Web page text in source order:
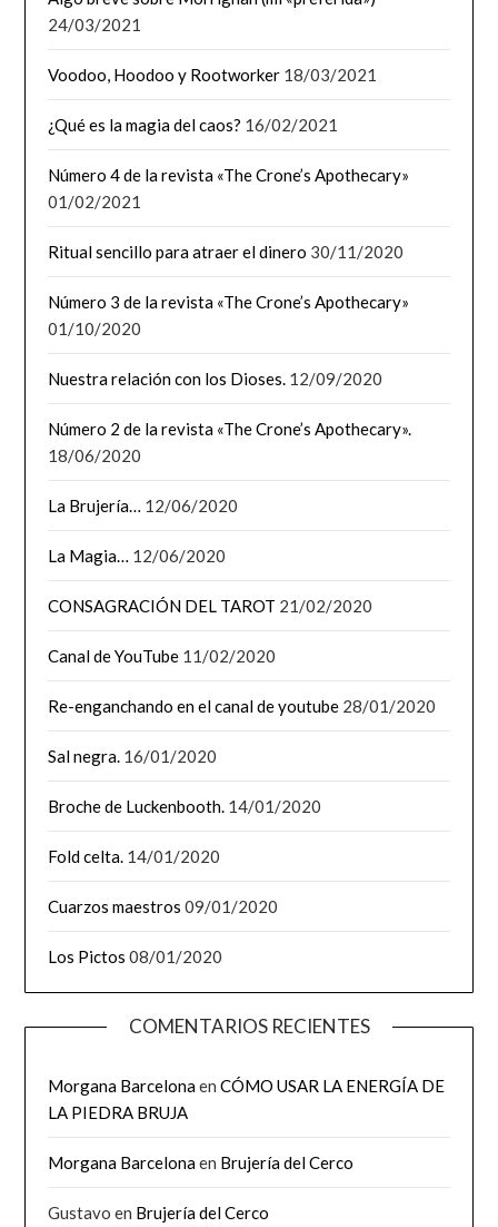
24/03/2021
Voodoo, Hoodoo y Rootworker 18/03/2021
¿Qué es la magia del caos? 16/02/2021
Número 4 de la revista «The Crone’s Apothecary»
01/02/2021
Ritual sencillo para atraer el dinero 30/11/2020
Número 3 de la revista «The Crone’s Apothecary»
01/10/2020
Nuestra relación con los Dioses. 12/09/2020
Número 2 de la revista «The Crone’s Apothecary».
18/06/2020
La Brujería… 12/06/2020
La Magia… 12/06/2020
CONSAGRACIÓN DEL TAROT 21/02/2020
Canal de YouTube 11/02/2020
Re-enganchando en el canal de youtube 28/01/2020
Sal negra. 16/01/2020
Broche de Luckenbooth. 14/01/2020
Fold celta. 14/01/2020
Cuarzos maestros 09/01/2020
Los Pictos 08/01/2020
COMENTARIOS RECIENTES
Morgana BarcelonaenCÓMO USAR LA ENERGÍA DE
LA PIEDRA BRUJA
Morgana Barcelonaen Brujería del Cerco
Gustavo en Brujería del Cerco